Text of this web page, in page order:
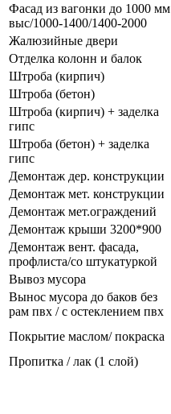
Фасад из вагонки до 1000 мм
выс/1000-1400/1400-2000
Жалюзийные двери
Отделка колонн и балок
Штроба (кирпич)
Штроба (бетон)
Штроба (кирпич) + заделка
гипс
Штроба (бетон) + заделка
гипс
Демонтаж дер. конструкции
Демонтаж мет. конструкции
Демонтаж мет.ограждений
Демонтаж крыши 3200*900
Демонтаж вент. фасада,
профлиста/со штукатуркой
Вывоз мусора
Вынос мусора до баков без
рам пвх / с остеклением пвх
Покрытие маслом/ покраска
Пропитка / лак (1 слой)